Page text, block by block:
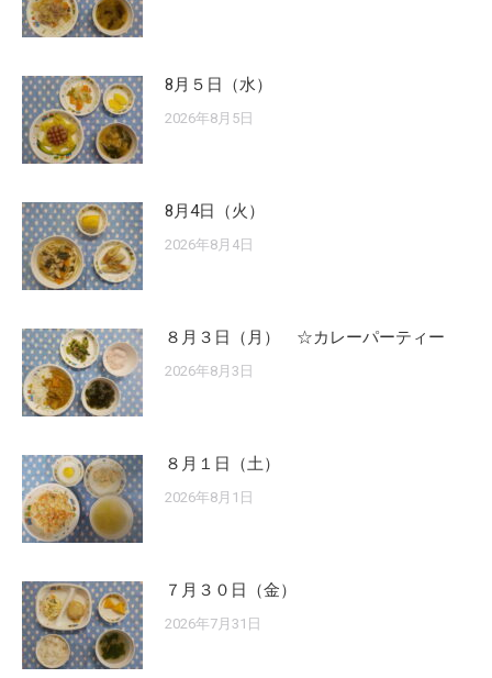
8月５日（水）
2026年8月5日
8月4日（火）
2026年8月4日
８月３日（月） ☆カレーパーティー
2026年8月3日
８月１日（土）
2026年8月1日
７月３０日（金）
2026年7月31日